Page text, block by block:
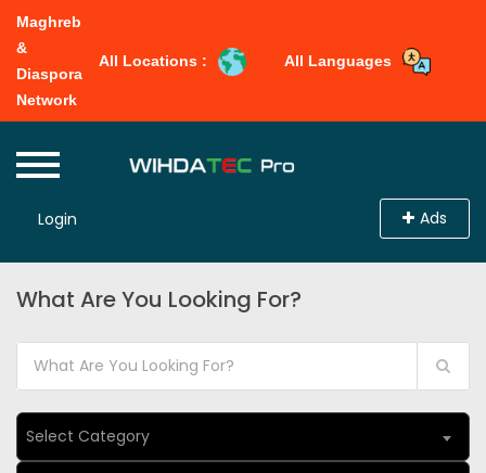
Maghreb
&
Diaspora
Network
All Locations : All Languages
Login Ads
What Are You Looking For?
Select Category